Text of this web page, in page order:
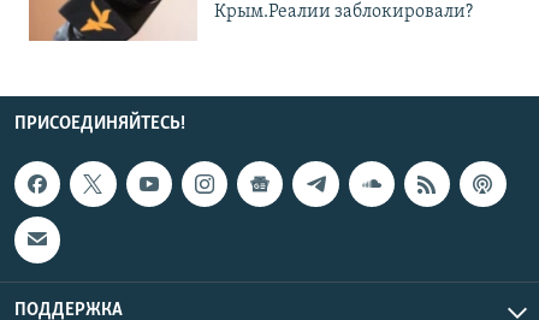
Крым.Реалии заблокировали?
ПРИСОЕДИНЯЙТЕСЬ!
ПОДДЕРЖКА